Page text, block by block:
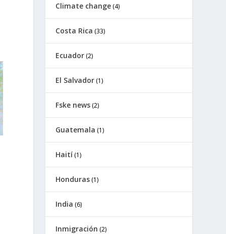
Climate change (4)
Costa Rica (33)
Ecuador (2)
El Salvador (1)
Fske news (2)
Guatemala (1)
Haití (1)
Honduras (1)
India (6)
Inmigración (2)